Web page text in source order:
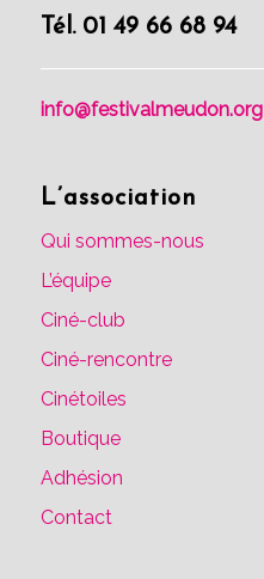
Tél. 01 49 66 68 94
info@festivalmeudon.org
L’association
Qui sommes-nous
L’équipe
Ciné-club
Ciné-rencontre
Cinétoiles
Boutique
Adhésion
Contact